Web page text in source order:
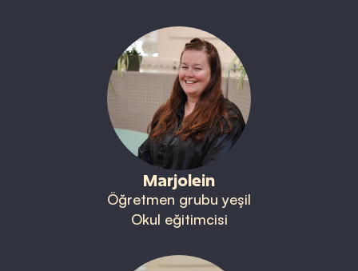
Marjolein
Öğretmen grubu yeşil
Okul eğitimcisi